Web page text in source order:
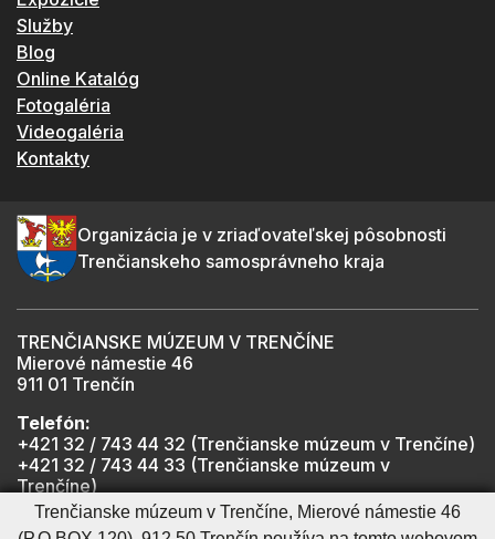
Služby
Blog
Online Katalóg
Fotogaléria
Videogaléria
Kontakty
Organizácia je v zriaďovateľskej pôsobnosti
Trenčianskeho samosprávneho kraja
TRENČIANSKE MÚZEUM V TRENČÍNE
Mierové námestie 46
911 01 Trenčín
Telefón:
+421 32 / 743 44 32 (Trenčianske múzeum v Trenčíne)
+421 32 / 743 44 33 (Trenčianske múzeum v
Trenčíne)
+421 901 918 825 (Trenčiansky hrad - informátor -
počas otváracích hodín hradu)
Trenčianske múzeum v Trenčíne, Mierové námestie 46